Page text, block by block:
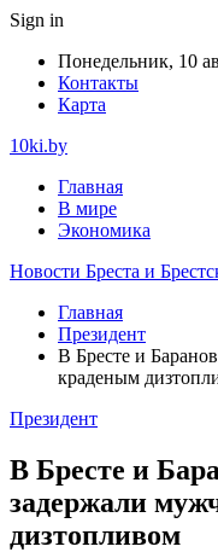
Sign in
Понедельник, 10
Контакты
Карта
10ki.by
Главная
В мире
Экономика
Новости Бреста и
Главная
Президент
В Бресте и
краденым
Президент
В Бресте и
задержали
дизтопливом